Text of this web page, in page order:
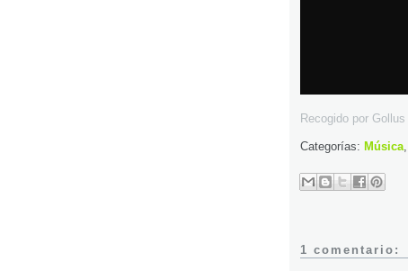
Recogido por Gollus
Categorías: Música,
1 comentario: